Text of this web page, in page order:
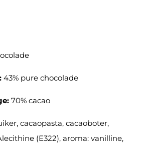
43% pure chocolade
70% cacao
cacaopasta, cacaoboter,
(E322), aroma: vanilline,